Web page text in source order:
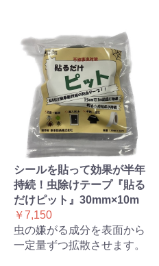
シールを貼って効果が半年
持続！虫除けテープ『貼る
だけピット』30mm×10m
￥7,150
虫の嫌がる成分を表面から
一定量ずつ拡散させます。